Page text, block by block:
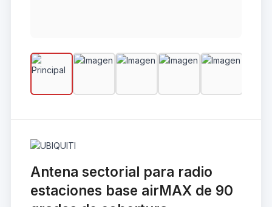
Antena sectorial para radio
estaciones base airMAX de 90